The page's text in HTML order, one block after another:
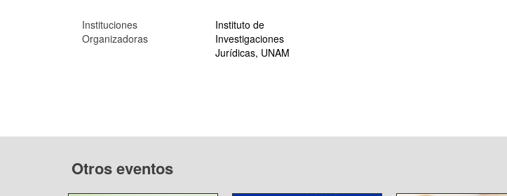
Instituciones
Organizadoras
Instituto de
Investigaciones
Jurídicas, UNAM
Otros eventos